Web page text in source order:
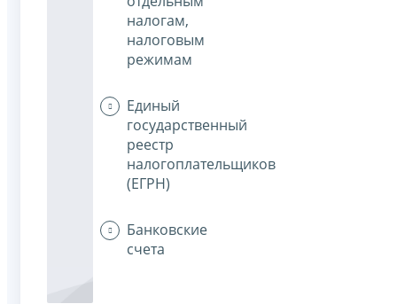
налогам,
налоговым
режимам
Единый
государственный
реестр
налогоплательщиков
(ЕГРН)
Банковские
счета